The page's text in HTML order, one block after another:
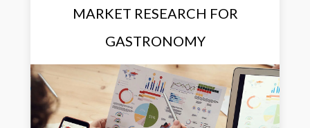
MARKET RESEARCH FOR
GASTRONOMY